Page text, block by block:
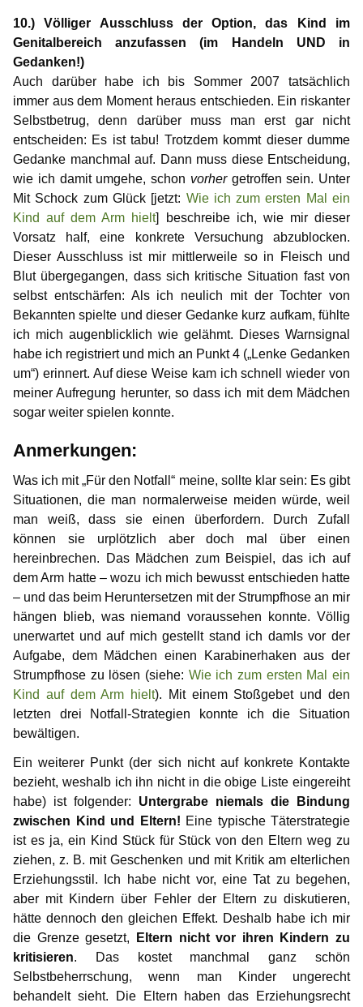
10.) Völliger Ausschluss der Option, das Kind im
Genitalbereich anzufassen (im Handeln UND in
Gedanken!)
Auch darüber habe ich bis Sommer 2007 tatsächlich
immer aus dem Moment heraus entschieden. Ein riskanter
Selbstbetrug, denn darüber muss man erst gar nicht
entscheiden: Es ist tabu! Trotzdem kommt dieser dumme
Gedanke manchmal auf. Dann muss diese Entscheidung,
wie ich damit umgehe, schon vorhergetroffen sein. Unter
Mit Schock zum Glück [jetzt: Wie ich zum ersten Mal ein
Kind auf dem Arm hielt] beschreibe ich, wie mir dieser
Vorsatz half, eine konkrete Versuchung abzublocken.
Dieser Ausschluss ist mir mittlerweile so in Fleisch und
Blut übergegangen, dass sich kritische Situation fast von
selbst entschärfen: Als ich neulich mit der Tochter von
Bekannten spielte und dieser Gedanke kurz aufkam, fühlte
ich mich augenblicklich wie gelähmt. Dieses Warnsignal
habe ich registriert und mich an Punkt 4 („Lenke Gedanken
um“) erinnert. Auf diese Weise kam ich schnell wieder von
meiner Aufregung herunter, so dass ich mit dem Mädchen
sogar weiter spielen konnte.
Anmerkungen:
Was ich mit „Für den Notfall“ meine, sollte klar sein: Es gibt
Situationen, die man normalerweise meiden würde, weil
man weiß, dass sie einen überfordern. Durch Zufall
können sie urplötzlich aber doch mal über einen
hereinbrechen. Das Mädchen zum Beispiel, das ich auf
dem Arm hatte – wozu ich mich bewusst entschieden hatte
– und das beim Heruntersetzen mit der Strumpfhose an mir
hängen blieb, was niemand voraussehen konnte. Völlig
unerwartet und auf mich gestellt stand ich damls vor der
Aufgabe, dem Mädchen einen Karabinerhaken aus der
Strumpfhose zu lösen (siehe: Wie ich zum ersten Mal ein
Kind auf dem Arm hielt). Mit einem Stoßgebet und den
letzten drei Notfall-Strategien konnte ich die Situation
bewältigen.
Ein weiterer Punkt (der sich nicht auf konkrete Kontakte
bezieht, weshalb ich ihn nicht in die obige Liste eingereiht
habe) ist folgender: Untergrabe niemals die Bindung
zwischen Kind und Eltern! Eine typische Täterstrategie
ist es ja, ein Kind Stück für Stück von den Eltern weg zu
ziehen, z. B. mit Geschenken und mit Kritik am elterlichen
Erziehungsstil. Ich habe nicht vor, eine Tat zu begehen,
aber mit Kindern über Fehler der Eltern zu diskutieren,
hätte dennoch den gleichen Effekt. Deshalb habe ich mir
die Grenze gesetzt,
Eltern nicht vor ihren Kindern zu
kritisieren. Das kostet manchmal ganz schön
Selbstbeherrschung, wenn man Kinder ungerecht
behandelt sieht. Die Eltern haben das Erziehungsrecht